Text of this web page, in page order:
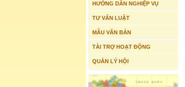
HƯỚNG DẪN NGHIỆP VỤ
TƯ VẤN LUẬT
MẪU VĂN BẢN
TÀI TRỢ HOẠT ĐỘNG
QUẢN LÝ HỘI